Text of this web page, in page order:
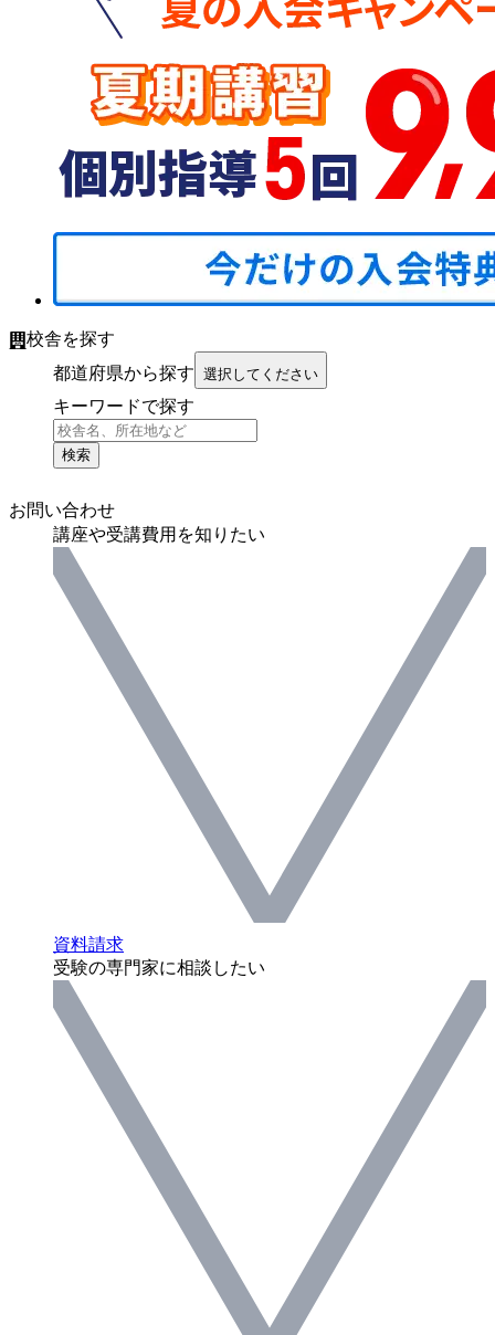
校舎を探す
都道府県から探す 選択してください
キーワードで探す
検索
お問い合わせ
講座や受講費用を知りたい
資料請求
受験の専門家に相談したい